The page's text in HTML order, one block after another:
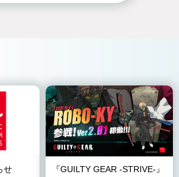
せ
『GUILTY GEAR -STRIVE-』